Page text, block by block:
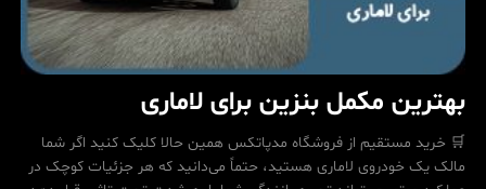
بهترین مکمل بنزین برای لاماری
🛒 خرید مستقیم از فروشگاه مدپاتکس همین حالا کلیک کنید اگر شما
مالک یک خودروی لاماری هستید، حتماً می‌دانید که هر جزئیات کوچک در